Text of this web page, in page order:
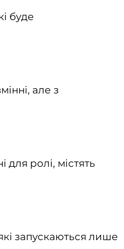
буде
але з
ролі, містять
запускаються лише